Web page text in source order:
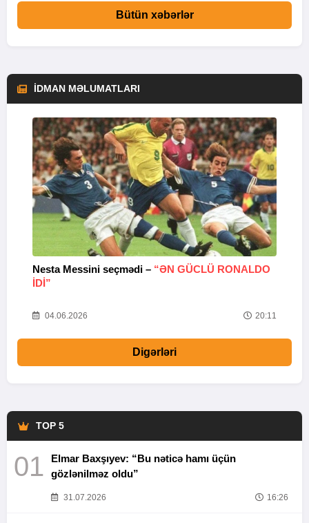
Bütün xəbərlər
İDMAN MƏLUMATLARI
Nesta Messini seçmədi – “ƏN GÜCLÜ RONALDO
IDI”
04.06.2026 20:11
Digərləri
TOP 5
01
Elmar Baxşıyev: “Bu nəticə hamı üçün
gözlənilməz oldu”
31.07.2026 16:26